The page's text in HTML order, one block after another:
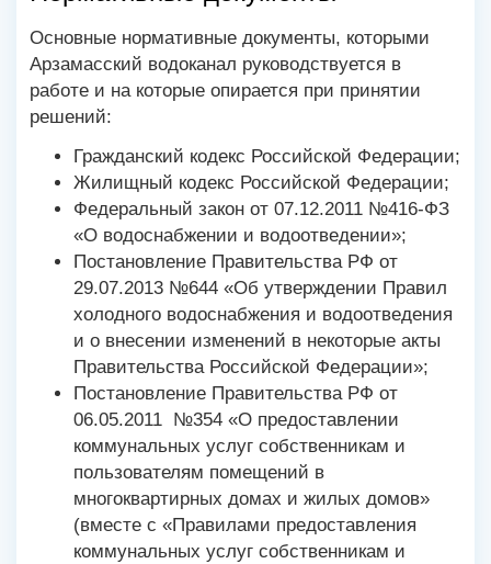
Основные нормативные документы, которыми
Арзамасский водоканал руководствуется в
работе и на которые опирается при принятии
решений:
Гражданский кодекс Российской Федерации;
Жилищный кодекс Российской Федерации;
Федеральный закон от 07.12.2011 №416-ФЗ
«О водоснабжении и водоотведении»;
Постановление Правительства РФ от
29.07.2013 №644 «Об утверждении Правил
холодного водоснабжения и водоотведения
и о внесении изменений в некоторые акты
Правительства Российской Федерации»;
Постановление Правительства РФ от
06.05.2011 №354 «О предоставлении
коммунальных услуг собственникам и
пользователям помещений в
многоквартирных домах и жилых домов»
(вместе с «Правилами предоставления
коммунальных услуг собственникам и